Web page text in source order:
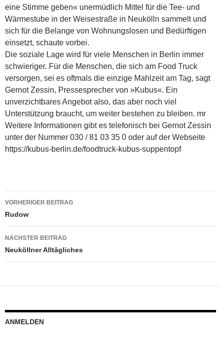
eine Stimme geben« unermüdlich Mittel für die Tee- und
Wärmestube in der Weisestraße in Neukölln sammelt und
sich für die Belange von Wohnungslosen und Bedürftigen
einsetzt, schaute vorbei.
Die soziale Lage wird für viele Menschen in Berlin immer
schwieriger. Für die Menschen, die sich am Food Truck
versorgen, sei es oftmals die einzige Mahlzeit am Tag, sagt
Gernot Zessin, Pressesprecher von »Kubus«. Ein
unverzichtbares Angebot also, das aber noch viel
Unterstützung braucht, um weiter bestehen zu bleiben. mr
Weitere Informationen gibt es telefonisch bei Gernot Zessin
unter der Nummer 030 / 81 03 35 0 oder auf der Webseite
https://kubus-berlin.de/foodtruck-kubus-suppentopf
Beitragsnavigation
VORHERIGER BEITRAG
Rudow
NÄCHSTER BEITRAG
Neuköllner Alltägliches
ANMELDEN